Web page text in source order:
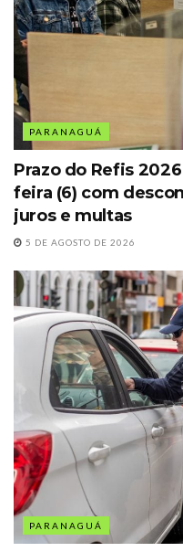
PARANAGUÁ
Prazo do Refis
feira (6) com
juros e multas
5 DE AGOSTO DE 2026
PARANAGUÁ